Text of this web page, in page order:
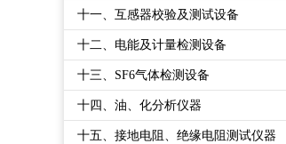
十一、互感器校验及测试设备
十二、电能及计量检测设备
十三、SF6气体检测设备
十四、油、化分析仪器
十五、接地电阻、绝缘电阻测试仪器